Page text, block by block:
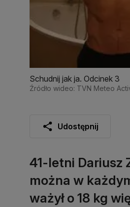
Schudnij jak ja. Odcinek 3
Źródło wideo: TVN Meteo
Udostępnij
41-letni Dariusz
można w
ważył o 18 kg